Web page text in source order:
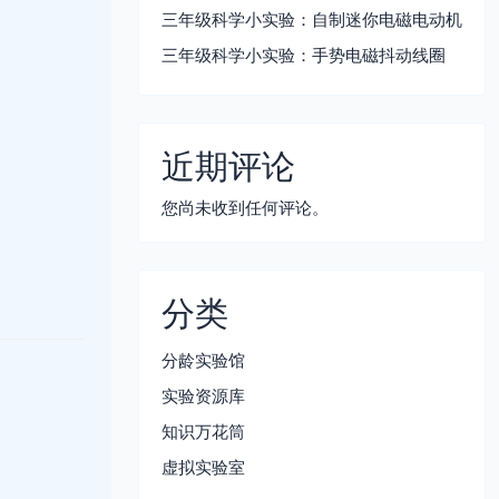
三年级科学小实验：自制迷你电磁电动机
三年级科学小实验：手势电磁抖动线圈
近期评论
您尚未收到任何评论。
分类
分龄实验馆
实验资源库
知识万花筒
虚拟实验室